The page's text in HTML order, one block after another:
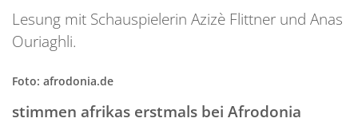
Lesung mit Schauspielerin Azizè Flittner und Anas
Ouriaghli.
Foto: afrodonia.de
stimmen afrikas erstmals bei Afrodonia